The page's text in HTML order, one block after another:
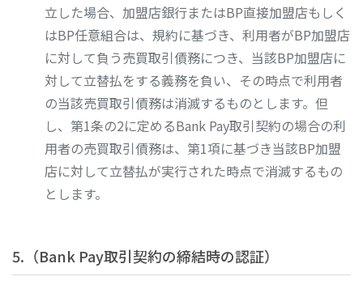
立した場合、加盟店銀行またはBP直接加盟店もしく
はBP任意組合は、規約に基づき、利用者がBP加盟店
に対して負う売買取引債務につき、当該BP加盟店に
対して立替払をする義務を負い、その時点で利用者
の当該売買取引債務は消滅するものとします。但
し、第1条の2に定めるBank Pay取引契約の場合の利
用者の売買取引債務は、第1項に基づき当該BP加盟
店に対して立替払が実行された時点で消滅するもの
とします。
5.（Bank Pay取引契約の締結時の認証）